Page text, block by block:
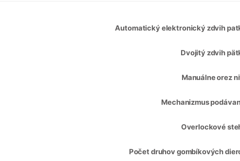
Automatický elektronický zdvih
Dvojitý zdvih
Manuálne orez
Mechanizmus
Overlockové
Počet druhov gombíkových